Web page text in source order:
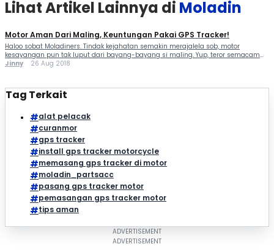
Lihat Artikel Lainnya di Moladin
Motor Aman Dari Maling, Keuntungan Pakai GPS Tracker!
Haloo sobat Moladiners. Tindak kejahatan semakin merajalela sob, motor
kesayangan pun tak luput dari bayang-bayang si maling. Yup, teror semacam
ini udah sangat meresahkan, brosist! Dikunci gembok aja rupanya nggak cukup
kayaknnya kurang […]
Jinny 26 Aug 2018
Tag Terkait
alat pelacak
curanmor
gps tracker
install gps tracker motorcycle
memasang gps tracker di motor
moladin_partsacc
pasang gps tracker motor
pemasangan gps tracker motor
tips aman